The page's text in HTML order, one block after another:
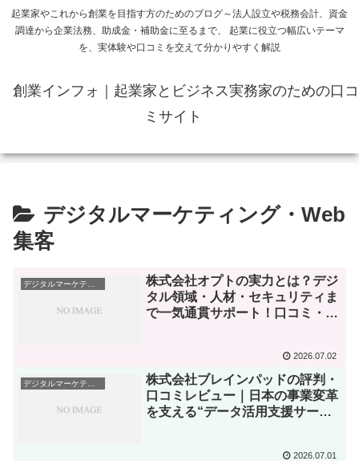
起業家やこれから創業を目指す方のためのブログ～法人設立や税務会計、資金
調達から企業法務、助成金・補助金に至るまで、 起業に役立つ幅広いテーマ
を、実体験や口コミを交えて分かりやすく解説
創業インフォ｜起業家とビジネス実務家のための口コ
ミサイト
デジタルマーケティング・Web
集客
株式会社オプトの実力とは？デジ
タル領域・人材・セキュリティま
で一気通貫サポート！口コミ・評
2026.07.02
株式会社ブレインパッドの評判・
口コミレビュー｜日本の事業変革
を支える“データ活用支援サービ
2026.07.01